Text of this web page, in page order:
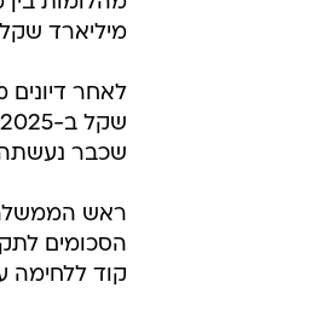
מיליארד
לאחר דיונים
שכבר
ראש הממשלה
קוד ללחימה